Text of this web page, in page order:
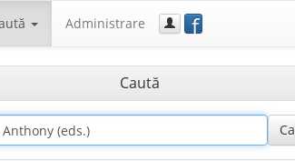
Administrare f
Caută